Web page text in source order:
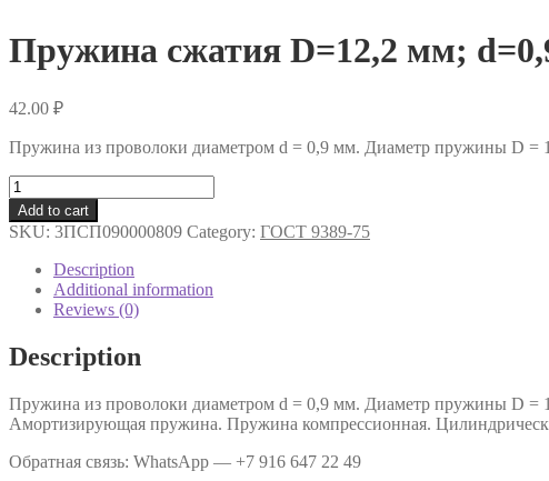
Пружина сжатия D=12,2 мм;
42.00 ₽
Пружина из проволоки диаметром d = 0,9 мм. Диаметр пружины D
Пружина
сжатия
D=12,2
мм;
d=0,9
L=65
.
quantity
Add to cart
SKU: 3ПСП090000809 Category: ГОСТ 9389-75
Description
Additional information
Reviews (0)
Description
Пружина из проволоки диаметром d = 0,9 мм. Диаметр пружины D
Амортизирующая пружина. Пружина компрессионная.
Обратная связь: WhatsApp — +7 916 647 22 49